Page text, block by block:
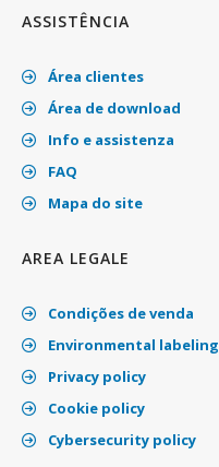
ASSISTÊNCIA
Área clientes
Área de download
Info e assistenza
FAQ
Mapa do site
AREA LEGALE
Condições de venda
Environmental labeling
Privacy policy
Cookie policy
Cybersecurity policy